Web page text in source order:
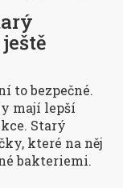
to bezpečné.
mají lepší
Starý
které na něj
bakteriemi.